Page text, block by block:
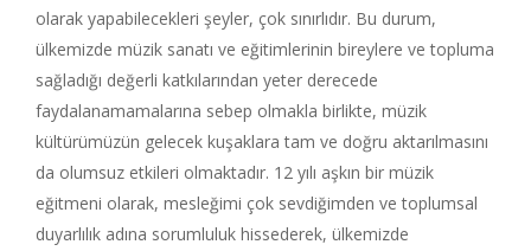
olarak yapabilecekleri şeyler, çok sınırlıdır. Bu durum,
ülkemizde müzik sanatı ve eğitimlerinin bireylere ve topluma
sağladığı değerli katkılarından yeter derecede
faydalanamamalarına sebep olmakla birlikte, müzik
kültürümüzün gelecek kuşaklara tam ve doğru aktarılmasını
da olumsuz etkileri olmaktadır. 12 yılı aşkın bir müzik
eğitmeni olarak, mesleğimi çok sevdiğimden ve toplumsal
duyarlılık adına sorumluluk hissederek, ülkemizde